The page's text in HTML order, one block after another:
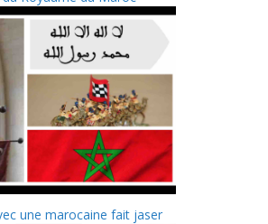
une marocaine fait jaser